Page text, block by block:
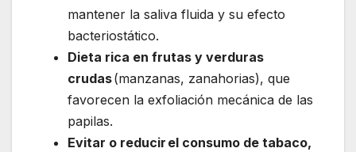
mantener la saliva fluida y su efecto
bacteriostático.
Dieta rica en frutas y verduras
crudas(manzanas, zanahorias), que
favorecen la exfoliación mecánica de las
papilas.
Evitar o reducir el consumo de tabaco,